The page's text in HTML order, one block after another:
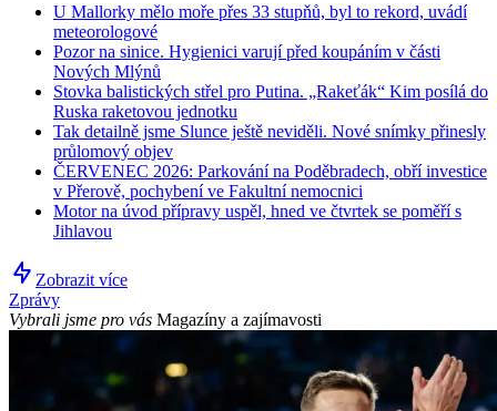
U Mallorky mělo moře přes 33 stupňů, byl to rekord, uvádí
meteorologové
Pozor na sinice. Hygienici varují před koupáním v části
Nových Mlýnů
Stovka balistických střel pro Putina. „Rakeťák“ Kim posílá do
Ruska raketovou jednotku
Tak detailně jsme Slunce ještě neviděli. Nové snímky přinesly
průlomový objev
ČERVENEC 2026: Parkování na Poděbradech, obří investice
v Přerově, pochybení ve Fakultní nemocnici
Motor na úvod přípravy uspěl, hned ve čtvrtek se poměří s
Jihlavou
Zobrazit více
Zprávy
Vybrali jsme pro vás Magazíny a zajímavosti